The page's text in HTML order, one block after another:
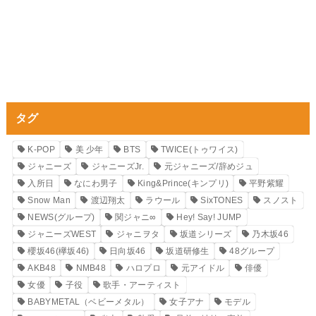
タグ
K-POP 美 少年 BTS
TWICE(トゥワイス)
ジャニーズ
ジャニーズJr.
元ジャニーズ/辞めジュ
入所日
なにわ男子 King&Prince(キンプリ)
平野紫耀
Snow Man
渡辺翔太 ラウール SixTONES
スノスト
NEWS(グループ)
関ジャニ∞
Hey! Say! JUMP
ジャニーズWEST
ジャニヲタ 坂道シリーズ
乃木坂46
櫻坂46(欅坂46)
日向坂46 坂道研修生
48グループ
AKB48
NMB48 ハロプロ 元アイドル
俳優
女優
子役
歌手・アーティスト
BABYMETAL（ベビーメタル）
女子アナ
モデル